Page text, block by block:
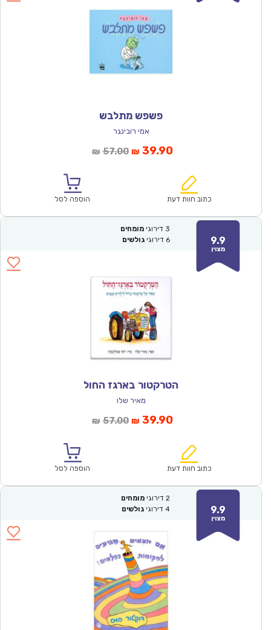
פשפש מתלבש
אמי רובינגר
₪ 57.00המחיר
₪57.00.
₪ 39.90המחיר
הוא:
כתוב חוות דעת הוספה לסל
9.9
מצוין
3 דירוגי מומחים
6 דירוגי גולשים
הטרקטור בארגז החול
מאיר שלו
₪ 57.00המחיר
₪57.00.
₪ 39.90המחיר
הוא:
כתוב חוות דעת הוספה לסל
9.9
מצוין
2 דירוגי מומחים
4 דירוגי גולשים